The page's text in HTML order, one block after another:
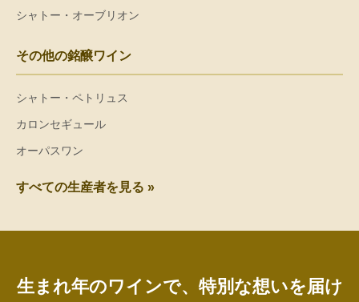
シャトー・オーブリオン
その他の銘醸ワイン
シャトー・ペトリュス
カロンセギュール
オーパスワン
すべての生産者を見る »
生まれ年のワインで、特別な想いを届け